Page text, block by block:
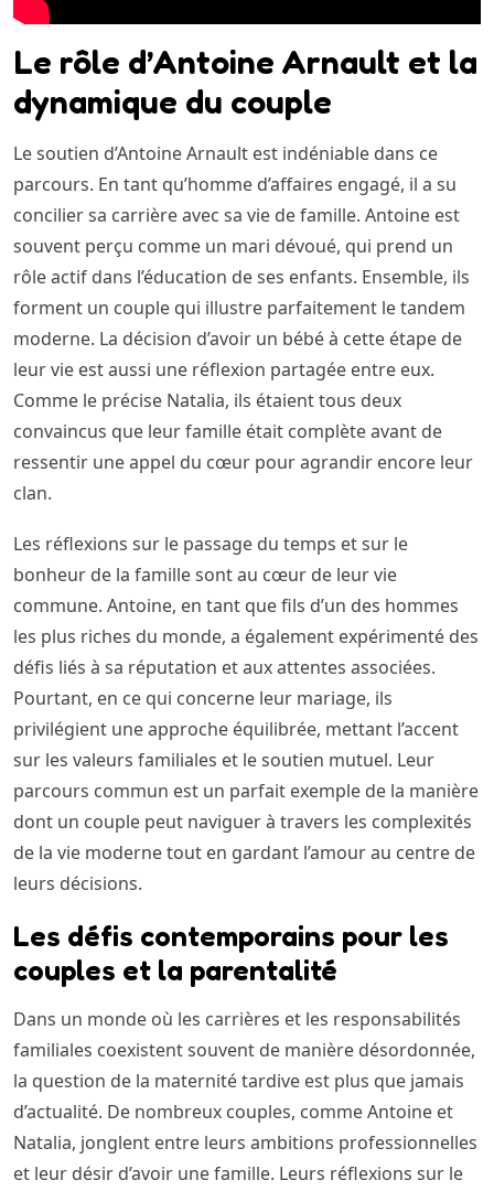
Le rôle d’Antoine Arnault et la
dynamique du couple
Le soutien d’Antoine Arnault est indéniable dans ce
parcours. En tant qu’homme d’affaires engagé, il a su
concilier sa carrière avec sa vie de famille. Antoine est
souvent perçu comme un mari dévoué, qui prend un
rôle actif dans l’éducation de ses enfants. Ensemble, ils
forment un couple qui illustre parfaitement le tandem
moderne. La décision d’avoir un bébé à cette étape de
leur vie est aussi une réflexion partagée entre eux.
Comme le précise Natalia, ils étaient tous deux
convaincus que leur famille était complète avant de
ressentir une appel du cœur pour agrandir encore leur
clan.
Les réflexions sur le passage du temps et sur le
bonheur de la famille sont au cœur de leur vie
commune. Antoine, en tant que fils d’un des hommes
les plus riches du monde, a également expérimenté des
défis liés à sa réputation et aux attentes associées.
Pourtant, en ce qui concerne leur mariage, ils
privilégient une approche équilibrée, mettant l’accent
sur les valeurs familiales et le soutien mutuel. Leur
parcours commun est un parfait exemple de la manière
dont un couple peut naviguer à travers les complexités
de la vie moderne tout en gardant l’amour au centre de
leurs décisions.
Les défis contemporains pour les
couples et la parentalité
Dans un monde où les carrières et les responsabilités
familiales coexistent souvent de manière désordonnée,
la question de la maternité tardive est plus que jamais
d’actualité. De nombreux couples, comme Antoine et
Natalia, jonglent entre leurs ambitions professionnelles
et leur désir d’avoir une famille. Leurs réflexions sur le